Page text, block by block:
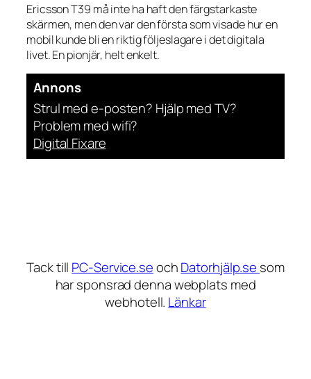
Ericsson T39 må inte ha haft den färgstarkaste
skärmen, men den var den första som visade hur en
mobil kunde bli en riktig följeslagare i det digitala
livet. En pionjär, helt enkelt.
Annons
Strul med e-posten? Hjälp med TV?
Problem med wifi?
Digital Fixare
Tack till PC-Service.seochDatorhjälp.se som
har sponsrad denna webplats med
webhotell. Länkar